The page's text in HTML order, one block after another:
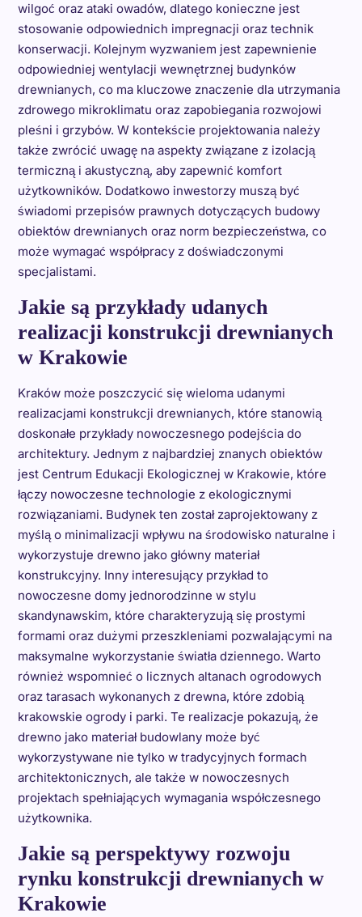
wilgoć oraz ataki owadów, dlatego konieczne jest
stosowanie odpowiednich impregnacji oraz technik
konserwacji. Kolejnym wyzwaniem jest zapewnienie
odpowiedniej wentylacji wewnętrznej budynków
drewnianych, co ma kluczowe znaczenie dla utrzymania
zdrowego mikroklimatu oraz zapobiegania rozwojowi
pleśni i grzybów. W kontekście projektowania należy
także zwrócić uwagę na aspekty związane z izolacją
termiczną i akustyczną, aby zapewnić komfort
użytkowników. Dodatkowo inwestorzy muszą być
świadomi przepisów prawnych dotyczących budowy
obiektów drewnianych oraz norm bezpieczeństwa, co
może wymagać współpracy z doświadczonymi
specjalistami.
Jakie są przykłady udanych
realizacji konstrukcji drewnianych
w Krakowie
Kraków może poszczycić się wieloma udanymi
realizacjami konstrukcji drewnianych, które stanowią
doskonałe przykłady nowoczesnego podejścia do
architektury. Jednym z najbardziej znanych obiektów
jest Centrum Edukacji Ekologicznej w Krakowie, które
łączy nowoczesne technologie z ekologicznymi
rozwiązaniami. Budynek ten został zaprojektowany z
myślą o minimalizacji wpływu na środowisko naturalne i
wykorzystuje drewno jako główny materiał
konstrukcyjny. Inny interesujący przykład to
nowoczesne domy jednorodzinne w stylu
skandynawskim, które charakteryzują się prostymi
formami oraz dużymi przeszkleniami pozwalającymi na
maksymalne wykorzystanie światła dziennego. Warto
również wspomnieć o licznych altanach ogrodowych
oraz tarasach wykonanych z drewna, które zdobią
krakowskie ogrody i parki. Te realizacje pokazują, że
drewno jako materiał budowlany może być
wykorzystywane nie tylko w tradycyjnych formach
architektonicznych, ale także w nowoczesnych
projektach spełniających wymagania współczesnego
użytkownika.
Jakie są perspektywy rozwoju
rynku konstrukcji drewnianych w
Krakowie